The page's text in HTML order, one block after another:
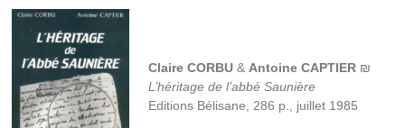
Claire CORBU & Antoine CAPTIER ₪
L’héritage de l’abbé Saunière
Editions Bélisane, 286 p., juillet 1985